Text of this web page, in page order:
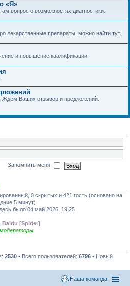
«Я»
вопрос о возможностях диагностики.
лекарственные препараты, можно найти тут.
и повышение квалификации.
Ждем Ваших отзывов и предложений.
Запомнить меня
0 скрытых и 421 гость (основано на
5 минут)
было 04 май 2026, 19:25
Baidu [Spider]
2530 • Всего пользователей: 6796 • Новый
Наша команда